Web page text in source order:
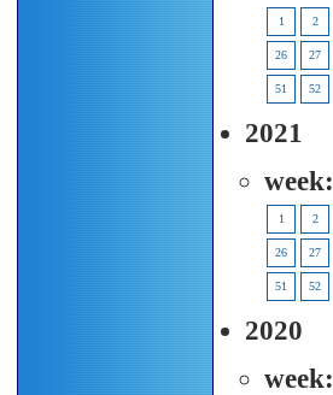
1 2
26 27
51 52
2021
week:
1 2
26 27
51 52
2020
week: